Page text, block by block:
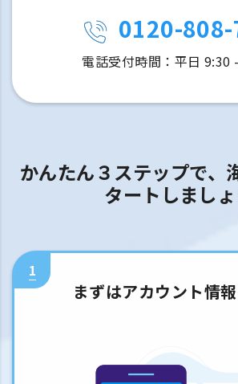
0120-
電話受付時間：平日 9:30
かんたん３ステップで、
タートしまし
1
まずはアカウント情